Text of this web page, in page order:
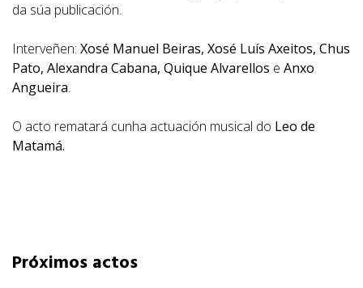
da súa publicación.
Interveñen: Xosé Manuel Beiras, Xosé Luís Axeitos, Chus
Pato, Alexandra Cabana, Quique Alvarellos e Anxo
Angueira.
O acto rematará cunha actuación musical do Leo de
Matamá.
Próximos actos